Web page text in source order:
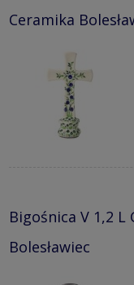
Ceramika
Bigośnica V 1,2 L
Bolesławiec